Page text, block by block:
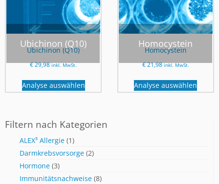
Ubichinon (Q10)
Ubichinon (Q10)
€29,98 inkl. MwSt.
Analyse auswählen
Homocystein
Homocystein
€21,98 inkl. MwSt.
Analyse auswählen
Filtern nach Kategorien
ALEX³ Allergie (1)
Darmkrebsvorsorge (2)
Hormone (3)
Immunitätsnachweise (8)